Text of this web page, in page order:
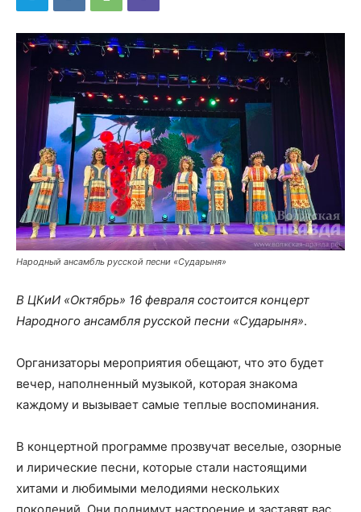
Народный ансамбль русской песни «Сударыня»
В ЦКиИ «Октябрь» 16 февраля состоится концерт
Народного ансамбля русской песни «Сударыня».
Организаторы мероприятия обещают, что это будет
вечер, наполненный музыкой, которая знакома
каждому и вызывает самые теплые воспоминания.
В концертной программе прозвучат веселые, озорные
и лирические песни, которые стали настоящими
хитами и любимыми мелодиями нескольких